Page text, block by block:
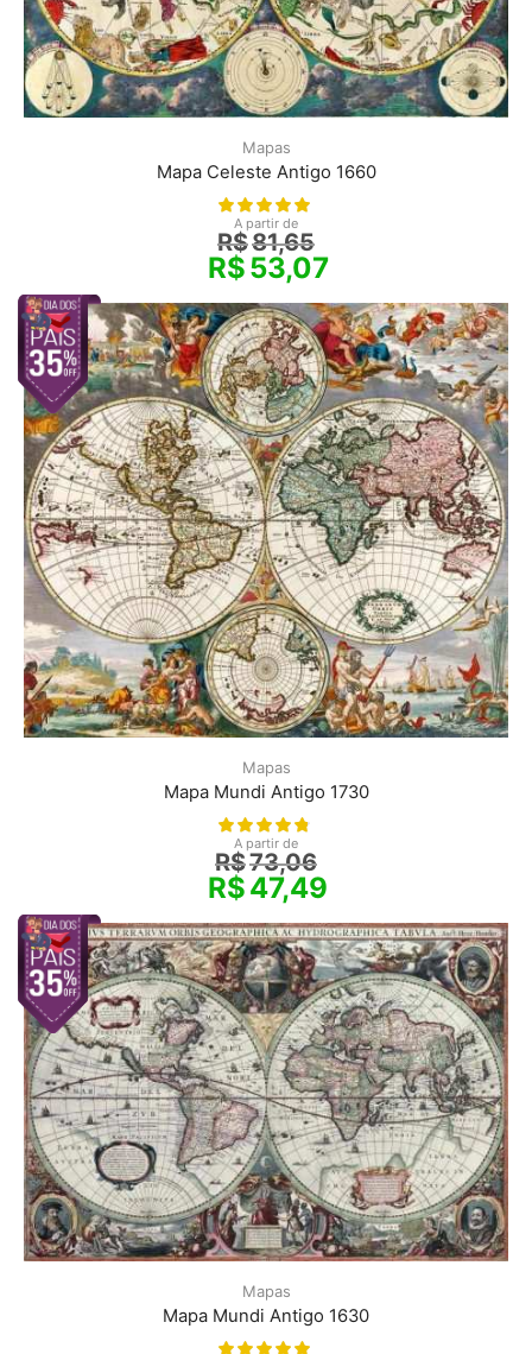
Mapas
Mapa Celeste Antigo 1660
A partir de
R$81,65
R$53,07
Mapas
Mapa Mundi Antigo 1730
A partir de
R$73,06
R$47,49
Mapas
Mapa Mundi Antigo 1630